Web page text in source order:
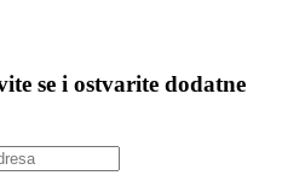
se i ostvarite dodatne